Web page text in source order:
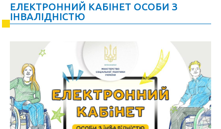
ЕЛЕКТРОННИЙ КАБІНЕТ ОСОБИ З
ІНВАЛІДНІСТЮ